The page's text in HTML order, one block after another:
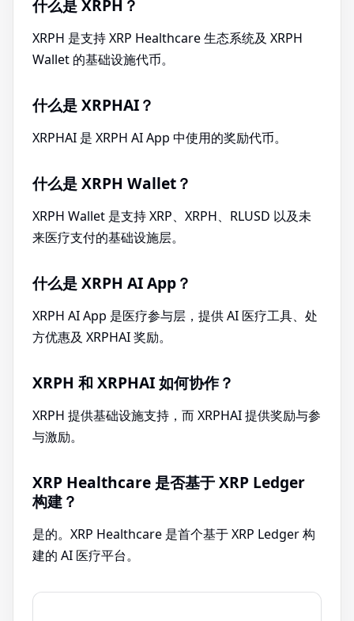
什么是 XRPH？
XRPH 是支持 XRP Healthcare 生态系统及 XRPH
Wallet 的基础设施代币。
什么是 XRPHAI？
XRPHAI 是 XRPH AI App 中使用的奖励代币。
什么是 XRPH Wallet？
XRPH Wallet 是支持 XRP、XRPH、RLUSD 以及未
来医疗支付的基础设施层。
什么是 XRPH AI App？
XRPH AI App 是医疗参与层，提供 AI 医疗工具、处
方优惠及 XRPHAI 奖励。
XRPH 和 XRPHAI 如何协作？
XRPH 提供基础设施支持，而 XRPHAI 提供奖励与参
与激励。
XRP Healthcare 是否基于 XRP Ledger
构建？
是的。XRP Healthcare 是首个基于 XRP Ledger 构
建的 AI 医疗平台。